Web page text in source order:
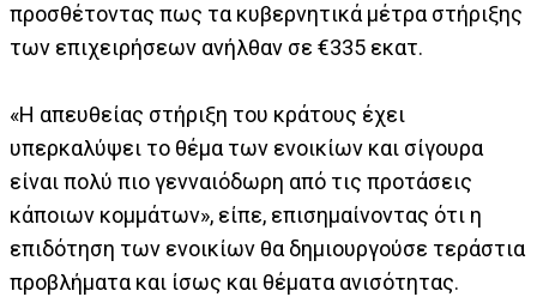
προσθέτοντας πως τα κυβερνητικά μέτρα στήριξης
των επιχειρήσεων ανήλθαν σε €335 εκατ.
«Η απευθείας στήριξη του κράτους έχει
υπερκαλύψει το θέμα των ενοικίων και σίγουρα
είναι πολύ πιο γενναιόδωρη από τις προτάσεις
κάποιων κομμάτων», είπε, επισημαίνοντας ότι η
επιδότηση των ενοικίων θα δημιουργούσε τεράστια
προβλήματα και ίσως και θέματα ανισότητας.